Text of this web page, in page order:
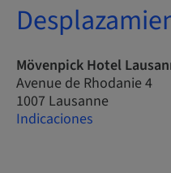
Mövenpick Hotel
Avenue de Rhodanie 4
1007 Lausanne
Indicaciones